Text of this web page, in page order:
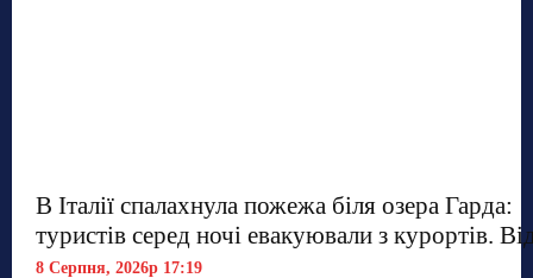
В Італії спалахнула пожежа біля озера Гарда:
туристів серед ночі евакуювали з курортів.
8 Серпня, 2026р 17:19